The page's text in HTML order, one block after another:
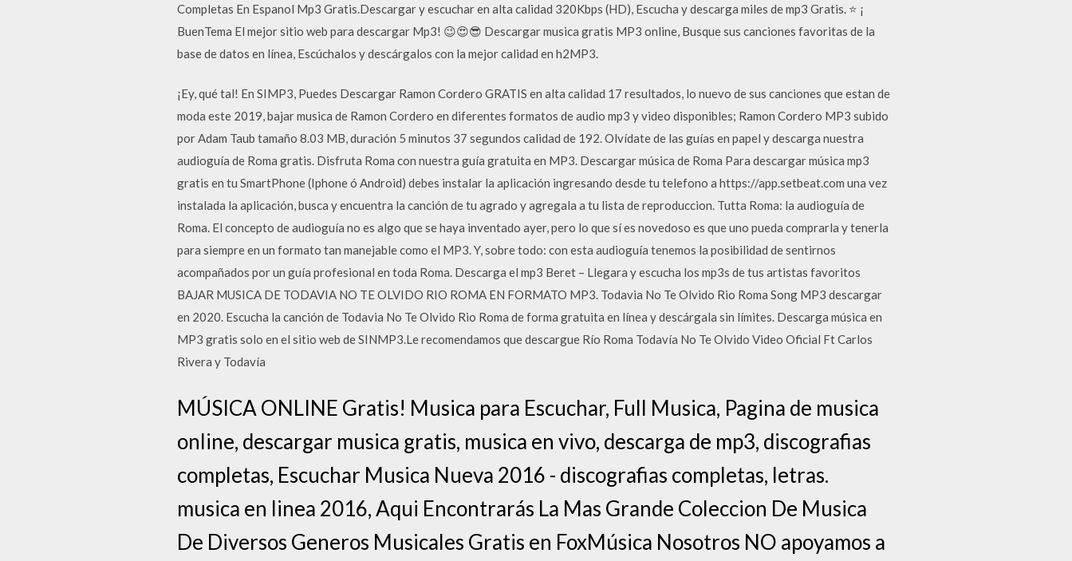
Completas En Espanol Mp3 Gratis.Descargar y escuchar en alta calidad 320Kbps (HD), Escucha y descarga miles de mp3 Gratis. ⭐ ¡
BuenTema El mejor sitio web para descargar Mp3! 😉😍😎 Descargar musica gratis MP3 online, Busque sus canciones favoritas de la
base de datos en línea, Escúchalos y descárgalos con la mejor calidad en h2MP3.
¡Ey, qué tal! En SIMP3, Puedes Descargar Ramon Cordero GRATIS en alta calidad 17 resultados, lo nuevo de sus canciones que estan de
moda este 2019, bajar musica de Ramon Cordero en diferentes formatos de audio mp3 y video disponibles; Ramon Cordero MP3 subido
por Adam Taub tamaño 8.03 MB, duración 5 minutos 37 segundos calidad de 192. Olvídate de las guías en papel y descarga nuestra
audioguía de Roma gratis. Disfruta Roma con nuestra guía gratuita en MP3. Descargar música de Roma Para descargar música mp3
gratis en tu SmartPhone (Iphone ó Android) debes instalar la aplicación ingresando desde tu telefono a https://app.setbeat.com una vez
instalada la aplicación, busca y encuentra la canción de tu agrado y agregala a tu lista de reproduccion. Tutta Roma: la audioguía de
Roma. El concepto de audioguía no es algo que se haya inventado ayer, pero lo que sí es novedoso es que uno pueda comprarla y tenerla
para siempre en un formato tan manejable como el MP3. Y, sobre todo: con esta audioguía tenemos la posibilidad de sentirnos
acompañados por un guía profesional en toda Roma. Descarga el mp3 Beret – Llegara y escucha los mp3s de tus artistas favoritos
BAJAR MUSICA DE TODAVIA NO TE OLVIDO RIO ROMA EN FORMATO MP3. Todavia No Te Olvido Rio Roma Song MP3 descargar
en 2020. Escucha la canción de Todavia No Te Olvido Rio Roma de forma gratuita en línea y descárgala sin límites. Descarga música en
MP3 gratis solo en el sitio web de SINMP3.Le recomendamos que descargue Río Roma Todavía No Te Olvido Video Oficial Ft Carlos
Rivera y Todavía
MÚSICA ONLINE Gratis! Musica para Escuchar, Full Musica, Pagina de musica
online, descargar musica gratis, musica en vivo, descarga de mp3, discografias
completas, Escuchar Musica Nueva 2016 - discografias completas, letras.
musica en linea 2016, Aqui Encontrarás La Mas Grande Coleccion De Musica
De Diversos Generos Musicales Gratis en FoxMúsica Nosotros NO apoyamos a